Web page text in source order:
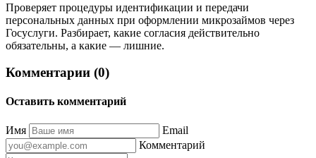
Проверяет процедуры идентификации и передачи
персональных данных при оформлении микрозаймов через
Госуслуги. Разбирает, какие согласия действительно
обязательны, а какие — лишние.
Комментарии (0)
Оставить комментарий
Имя
Email
Комментарий